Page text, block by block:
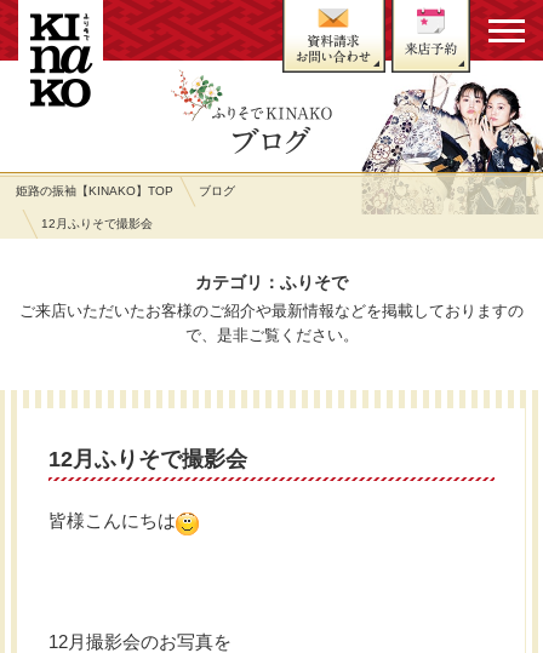
姫路の振袖【KINAKO】TOP ブログ
12月ふりそで撮影会
カテゴリ：ふりそで
ご来店いただいたお客様のご紹介や最新情報などを掲載しておりますの
で、是非ご覧ください。
12月ふりそで撮影会
皆様こんにちは
12月撮影会のお写真を